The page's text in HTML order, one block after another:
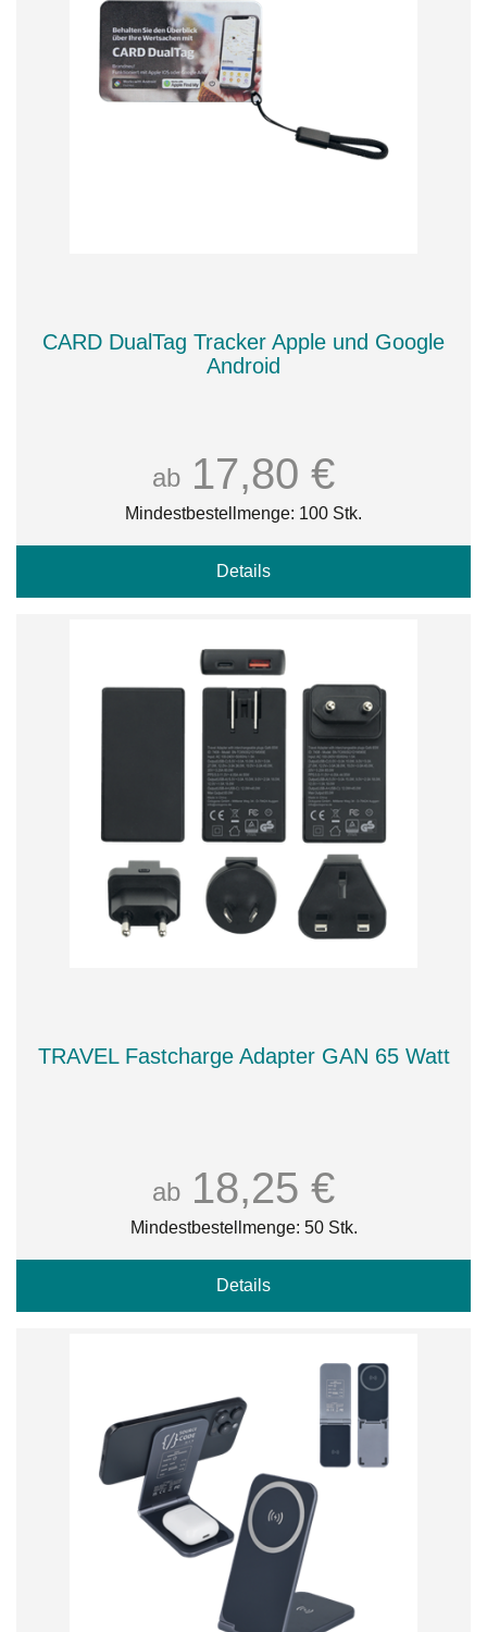
CARD DualTag Tracker Apple und Google
Android
ab 17,80 €
Mindestbestellmenge: 100 Stk.
Details
TRAVEL Fastcharge Adapter GAN 65 Watt
ab 18,25 €
Mindestbestellmenge: 50 Stk.
Details